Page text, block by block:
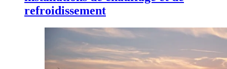
refroidissement